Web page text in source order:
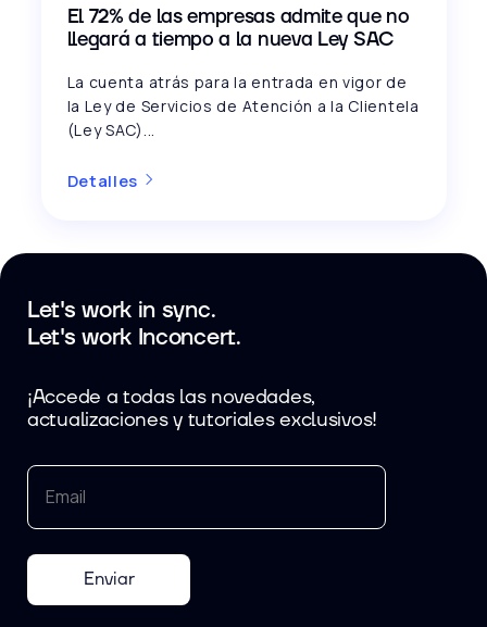
El 72% de las empresas admite que no
llegará a tiempo a la nueva Ley SAC
La cuenta atrás para la entrada en vigor de
la Ley de Servicios de Atención a la Clientela
(Ley SAC)...
Detalles
Let's work in sync.
Let's work Inconcert.
¡Accede a todas las novedades,
actualizaciones y tutoriales exclusivos!
Enviar